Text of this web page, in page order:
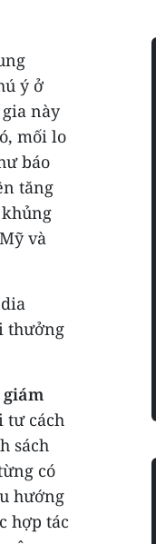
ý ở
này
mối lo
báo
tăng
và
thưởng
tư cách
sách
có
hướng
hợp tác